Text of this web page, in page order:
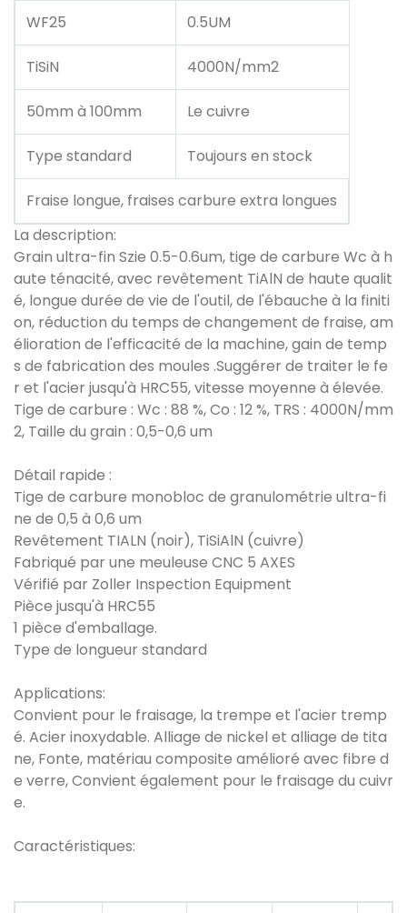
WF25
0.5UM
TiSiN 4000N/mm2
50mm à 100mm Le cuivre
Type standard Toujours en stock
Fraise longue, fraises carbure extra longues
La description:
Grain ultra-fin Szie 0.5-0.6um, tige de carbure Wc à h
aute ténacité, avec revêtement TiAlN de haute qualit
é, longue durée de vie de l'outil, de l'ébauche à la finiti
on, réduction du temps de changement de fraise, am
élioration de l'efficacité de la machine, gain de temp
s de fabrication des moules .Suggérer de traiter le fe
r et l'acier jusqu'à HRC55, vitesse moyenne à élevée.
Tige de carbure : Wc : 88 %, Co : 12 %, TRS : 4000N/mm
2, Taille du grain : 0,5-0,6 um
Détail rapide :
Tige de carbure monobloc de granulométrie ultra-fi
ne de 0,5 à 0,6 um
Revêtement TIALN (noir), TiSiAlN (cuivre)
Fabriqué par une meuleuse CNC 5 AXES
Vérifié par Zoller Inspection Equipment
Pièce jusqu'à HRC55
1 pièce d'emballage.
Type de longueur standard
Applications:
Convient pour le fraisage, la trempe et l'acier tremp
é. Acier inoxydable. Alliage de nickel et alliage de tita
ne, Fonte, matériau composite amélioré avec fibre d
e verre, Convient également pour le fraisage du cuivr
e.
Caractéristiques: